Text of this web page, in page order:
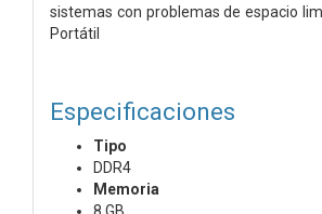
sistemas con problemas de espacio
Portátil
Especificaciones
Tipo
DDR4
Memoria
8 GB